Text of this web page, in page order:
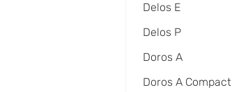
Delos E
Delos P
Doros A
Doros A Compact